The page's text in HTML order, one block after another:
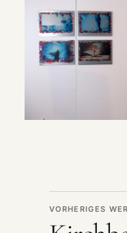
VORHERIGES